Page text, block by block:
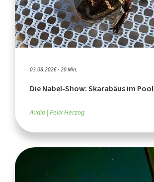
03.08.2026 - 20 Min.
Die Nabel-Show: Skarabäus im Pool
Audio Felix Herzog